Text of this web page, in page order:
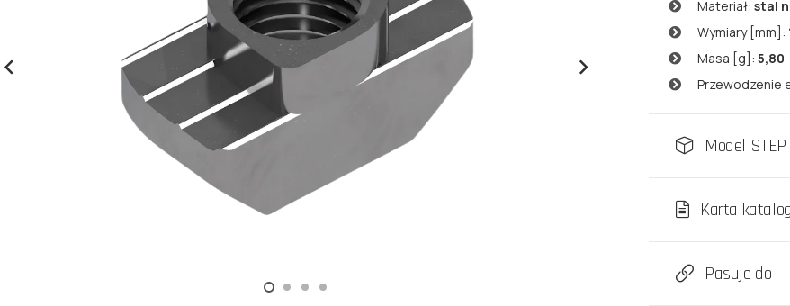
Materiał:stal
Wymiary [mm]:
Masa [g]:5,80
Przewodzenie
Model STEP
Karta
Pasuje do